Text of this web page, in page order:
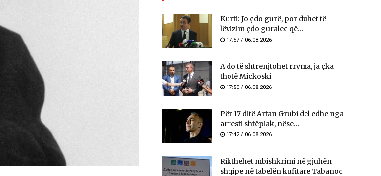
Kurti: Jo çdo gurë, por duhet të
lëvizim çdo guralec që...
17:57 / 06.08.2026
A do të shtrenjtohet rryma, ja çka
thotë Mickoski
17:50 / 06.08.2026
Për 17 ditë Artan Grubi del edhe nga
arresti shtëpiak, nëse...
17:42 / 06.08.2026
Rikthehet mbishkrimi në gjuhën
shqipe në tabelën kufitare Tabanoc